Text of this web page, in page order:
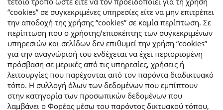
“cookies” σε συγκεκριμένες υπηρεσίες είτε να μην επιτρέπει
την αποδοχή της χρήσης “cookies” σε καμία περίπτωση. Σε
περίπτωση που ο χρήστης/επισκέπτης των συγκεκριμένων
υπηρεσιών και σελίδων δεν επιθυμεί την χρήση “cookies”
για την αναγνώρισή του ενδέχεται να έχει περιορισμένη
πρόσβαση σε μερικές από τις υπηρεσίες, χρήσεις ή
λειτουργίες που παρέχονται από τον παρόντα διαδικτυακό
τόπο. Η συλλογή όλων των δεδομένων που εμπίπτουν
στην κατηγορία των προσωπικών δεδομένων που
λαμβάνει ο Φορέας μέσω του παρόντος δικτυακού τόπου,